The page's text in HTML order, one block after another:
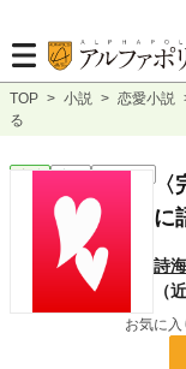
TOP > 小説 > 恋愛小説
る
恋愛 完結 ｼｮｰﾄｼｮｰﾄ
〈
に
詩
（
お気に